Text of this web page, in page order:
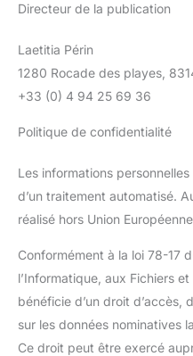
Directeur de la publication
Laetitia Périn
1280 Rocade des playes,
+33 (0) 4 94 25 69 36
Politique de confidentialité
Les informations
d’un traitement automatisé.
réalisé hors Union
Conformément à la loi 78-17
l’Informatique, aux Fichiers
bénéficie d’un droit
sur les données nominatives
Ce droit peut être exercé